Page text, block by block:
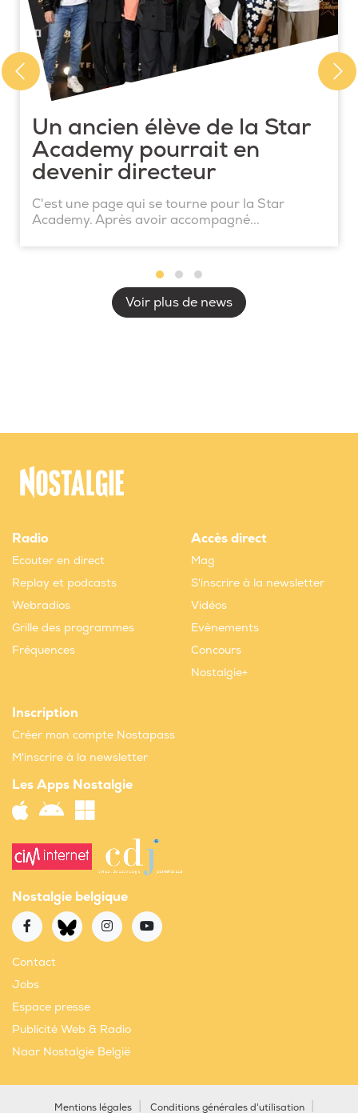
Un ancien élève de la Star
Academy pourrait en
devenir directeur
C'est une page qui se tourne pour la Star
Academy. Après avoir accompagné...
Voir plus de news
Radio
Ecouter en direct
Replay et podcasts
Webradios
Grille des programmes
Fréquences
Accès direct
Mag
S'inscrire à la newsletter
Vidéos
Evènements
Concours
Nostalgie+
Inscription
Créer mon compte Nostapass
M'inscrire à la newsletter
Les Apps Nostalgie
Nostalgie belgique
Contact
Jobs
Espace presse
Publicité Web & Radio
Naar Nostalgie België
Mentions légales Conditions générales d'utilisation